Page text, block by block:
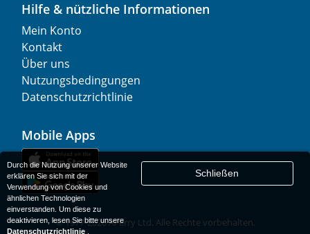
Hilfe & nützliche Informationen
Mein Konto
Kontakt
Über uns
Nutzungsbedingungen
Datenschutzrichtlinie
Mobile Apps
© 1977-2026AFerry Ltd. Alle Rechte vorbehalten.
Durch die Nutzung unserer Website
erklären Sie sich mit der
Verwendung von Cookies und
ähnlichen Technologien
einverstanden. Um diese zu
deaktivieren, lesen Sie bitte unsere
Datenschutzrichtlinie.
Schließen